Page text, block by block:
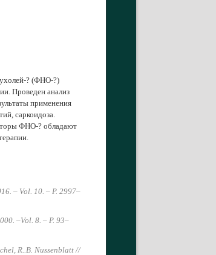
? (ФНО-?)
Проведен анализ
применения
саркоидоза.
ФНО-? обладают
– Vol. 10. – P. 2997–
–Vol. 8. – P. 93–
R..B. Nussenblatt //